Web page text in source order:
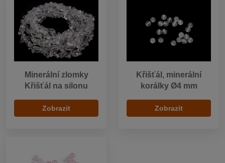
Minerální zlomky
Křišťál na silonu
Zobrazit
Křišťál, minerální
korálky Ø4 mm
Zobrazit